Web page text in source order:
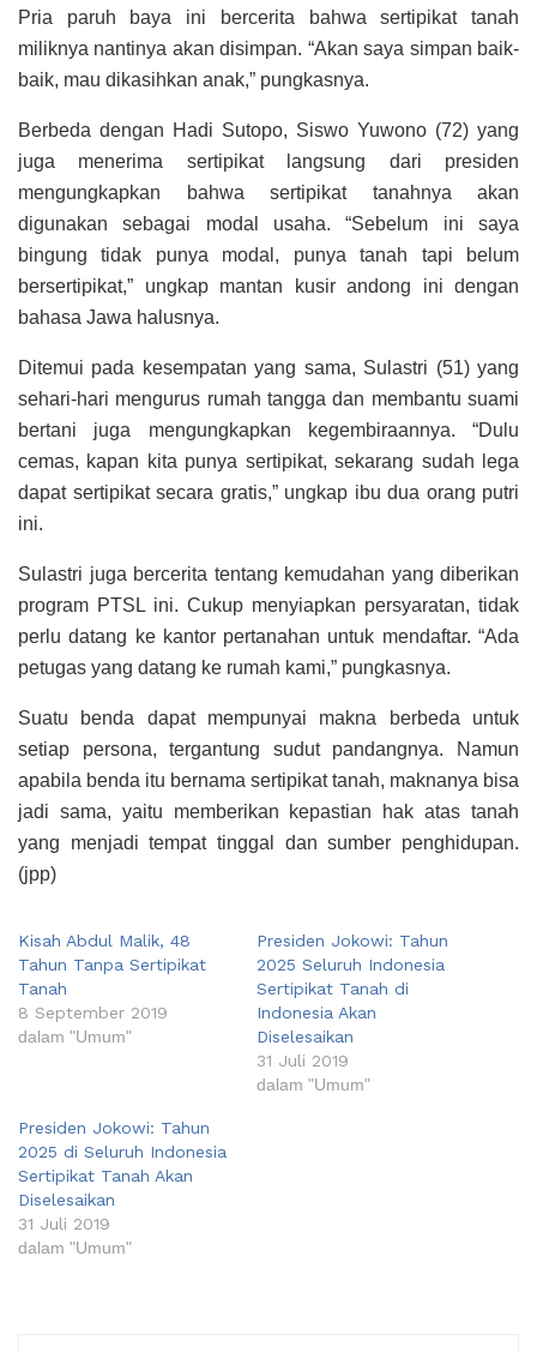
Pria paruh baya ini bercerita bahwa sertipikat tanah
miliknya nantinya akan disimpan. “Akan saya simpan baik-
baik, mau dikasihkan anak,” pungkasnya.
Berbeda dengan Hadi Sutopo, Siswo Yuwono (72) yang
juga menerima sertipikat langsung dari presiden
mengungkapkan bahwa sertipikat tanahnya akan
digunakan sebagai modal usaha. “Sebelum ini saya
bingung tidak punya modal, punya tanah tapi belum
bersertipikat,” ungkap mantan kusir andong ini dengan
bahasa Jawa halusnya.
Ditemui pada kesempatan yang sama, Sulastri (51) yang
sehari-hari mengurus rumah tangga dan membantu suami
bertani juga mengungkapkan kegembiraannya. “Dulu
cemas, kapan kita punya sertipikat, sekarang sudah lega
dapat sertipikat secara gratis,” ungkap ibu dua orang putri
ini.
Sulastri juga bercerita tentang kemudahan yang diberikan
program PTSL ini. Cukup menyiapkan persyaratan, tidak
perlu datang ke kantor pertanahan untuk mendaftar. “Ada
petugas yang datang ke rumah kami,” pungkasnya.
Suatu benda dapat mempunyai makna berbeda untuk
setiap persona, tergantung sudut pandangnya. Namun
apabila benda itu bernama sertipikat tanah, maknanya bisa
jadi sama, yaitu memberikan kepastian hak atas tanah
yang menjadi tempat tinggal dan sumber penghidupan.
(jpp)
Kisah Abdul Malik, 48
Tahun Tanpa Sertipikat
Tanah
8 September 2019
dalam "Umum"
Presiden Jokowi: Tahun
2025 Seluruh Indonesia
Sertipikat Tanah di
Indonesia Akan
Diselesaikan
31 Juli 2019
dalam "Umum"
Presiden Jokowi: Tahun
2025 di Seluruh Indonesia
Sertipikat Tanah Akan
Diselesaikan
31 Juli 2019
dalam "Umum"